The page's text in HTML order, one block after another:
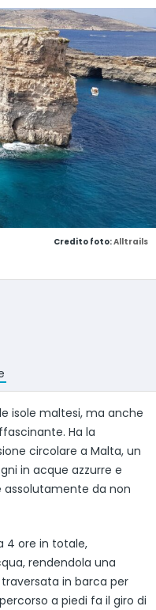
Credito foto:Alltrails
isole maltesi, ma anche
Ha la
circolare a Malta, un
in acque azzurre e
assolutamente da non
4 ore in totale,
rendendola una
in barca per
a piedi fa il giro di